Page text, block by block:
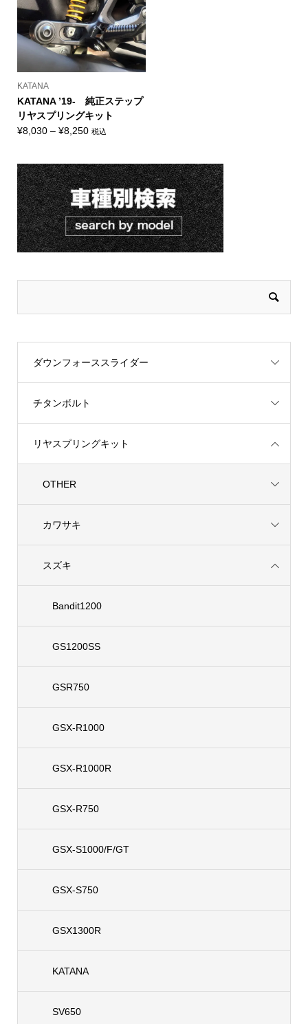
KATANA
KATANA ’19- 純正ステップ
リヤスプリングキット
¥8,030 – ¥8,250価
¥8,030
–
¥8,250
税込
ダウンフォーススライダー
チタンボルト
リヤスプリングキット
OTHER
カワサキ
スズキ
Bandit1200
GS1200SS
GSR750
GSX-R1000
GSX-R1000R
GSX-R750
GSX-S1000/F/GT
GSX-S750
GSX1300R
KATANA
SV650